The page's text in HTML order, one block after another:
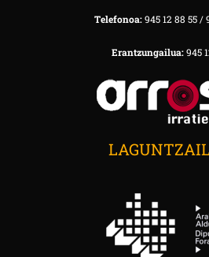
Telefonoa:945 12 88 55 /
Erantzungailua:945